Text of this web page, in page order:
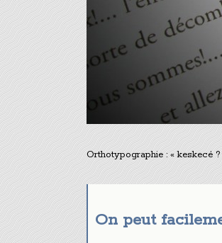
Orthotypographie : « keskecé ?
On peut